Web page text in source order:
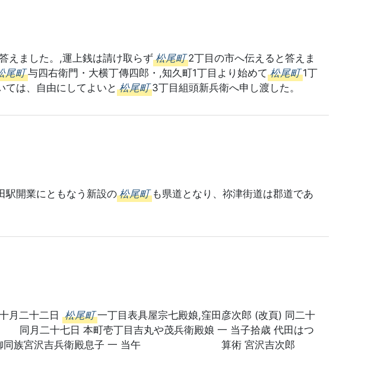
えました。,運上銭は請け取らず 松尾町 2丁目の市へ伝えると答えま
尾町与四右衛門・大横丁傳四郎・,知久町1丁目より始めて 松尾町 1丁
ては、自由にしてよいと 松尾町 3丁目組頭新兵衛へ申し渡した。
駅開業にともなう新設の 松尾町 も県道となり、祢津街道は郡道であ
二十二日 松尾町 一丁目表具屋宗七殿娘,窪田彦次郎 (改頁) 同二十
同月二十七日 本町壱丁目吉丸や茂兵衛殿娘 一 当子拾歳 代田はつ
御同族宮沢吉兵衛殿息子 一 当午 算術 宮沢吉次郎